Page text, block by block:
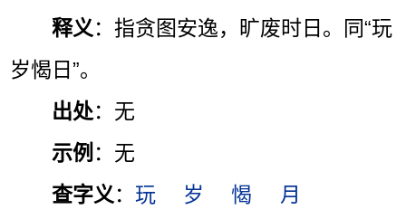
释义 ：指贪图安逸，旷废时日。同“玩
岁愒日”。
出处：无
示例 ：无
查字义 ：玩 岁 愒 月